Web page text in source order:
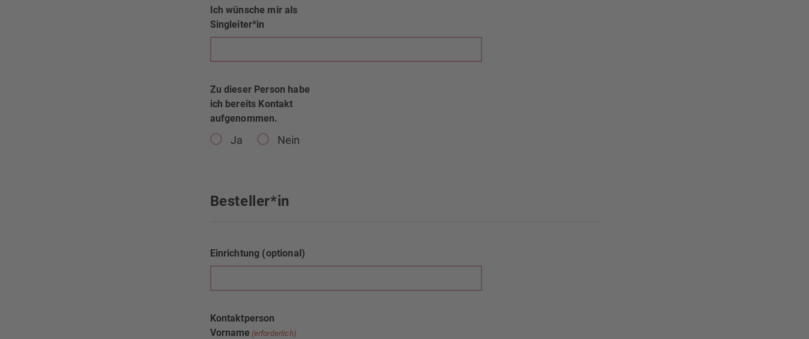
Ich wünsche mir als
Singleiter*in
Zu dieser Person habe
ich bereits Kontakt
aufgenommen.
Ja Nein
Besteller*in
Einrichtung (optional)
Kontaktperson
Vorname (erforderlich)